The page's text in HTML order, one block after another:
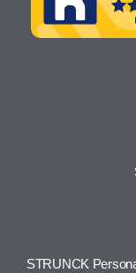
STRUNCK